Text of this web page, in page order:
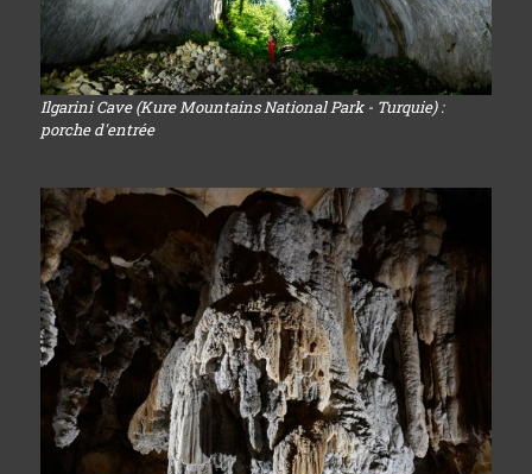
Ilgarini Cave (Kure Mountains National Park - Turquie) :
porche d'entrée